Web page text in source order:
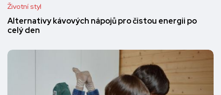
Životní styl
Alternativy kávových nápojů pro čistou energii po
celý den